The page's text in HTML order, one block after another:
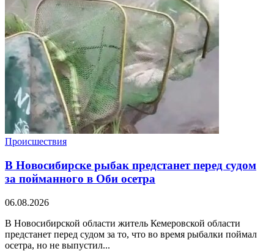
Происшествия
В Новосибирске рыбак предстанет перед судом
за пойманного в Оби осетра
06.08.2026
В Новосибирской области житель Кемеровской области
предстанет перед судом за то, что во время рыбалки поймал
осетра, но не выпустил...